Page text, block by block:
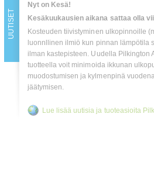
UUTISET
Nyt on Kesä!
Kesäkuukausien aikana sattaa olla
Kosteuden tiivistyminen ulkopinnoille
luonnllinen ilmiö kun pinnan lämpötila
ilman kastepisteen. Uudella Pilkington
tuotteella voit minimoida ikkunan
muodostumisen ja kylmenpinä
jäätymisen.
Lue lisää uutisia ja tuoteasioita